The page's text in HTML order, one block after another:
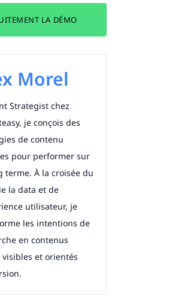
LA DÉMO
Morel
Strategist chez
je conçois des
de contenu
pour performer sur
terme. À la croisée du
la data et de
utilisateur, je
les intentions de
en contenus
visibles et orientés